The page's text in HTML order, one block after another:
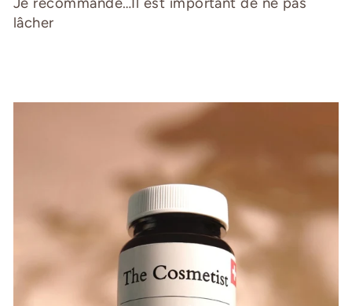
Je recommande…Il est important de ne pas
lâcher